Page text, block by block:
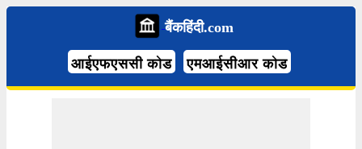
बैंकहिंदी.com
आईएफएससी कोड एमआईसीआर कोड